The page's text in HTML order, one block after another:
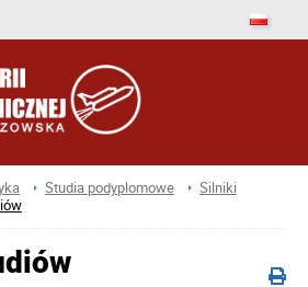
Studia podyplomowe
Silniki